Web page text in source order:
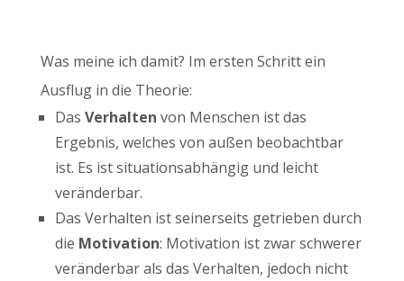
Was meine ich damit? Im ersten Schritt ein
Ausflug in die Theorie:
Das Verhalten von Menschen ist das
Ergebnis, welches von außen beobachtbar
ist. Es ist situationsabhängig und leicht
veränderbar.
Das Verhalten ist seinerseits getrieben durch
die Motivation: Motivation ist zwar schwerer
veränderbar als das Verhalten, jedoch nicht